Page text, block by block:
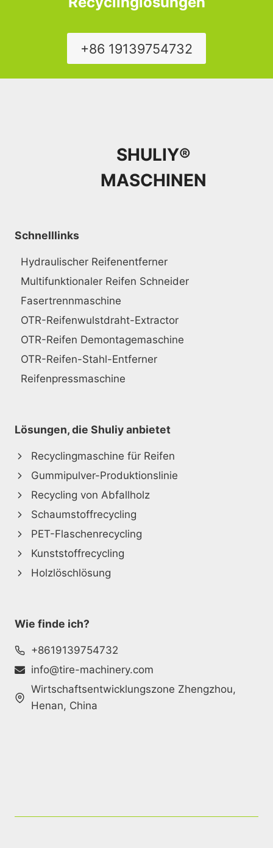
+86 19139754732
SHULIY®
MASCHINEN
Schnelllinks
Hydraulischer Reifenentferner
Multifunktionaler Reifen Schneider
Fasertrennmaschine
OTR-Reifenwulstdraht-Extractor
OTR-Reifen Demontagemaschine
OTR-Reifen-Stahl-Entferner
Reifenpressmaschine
Lösungen, die Shuliy anbietet
Recyclingmaschine für Reifen
Gummipulver-Produktionslinie
Recycling von Abfallholz
Schaumstoffrecycling
PET-Flaschenrecycling
Kunststoffrecycling
Holzlöschlösung
Wie finde ich?
+8619139754732
info@tire-machinery.com
Wirtschaftsentwicklungszone Zhengzhou,
Henan, China